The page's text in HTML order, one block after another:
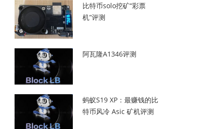
比特币solo挖矿“彩票
机”评测
阿瓦隆A1346评测
蚂蚁S19 XP：最赚钱的比
特币风冷 Asic 矿机评测